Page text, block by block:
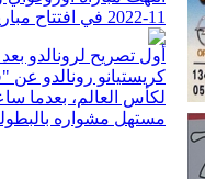
11-2022 في افتتاح مباريات المجموعة الثامنة في كأس العالم FIFA قطر 2022.
أول تصريح لرونالدو
مستهل مشواره